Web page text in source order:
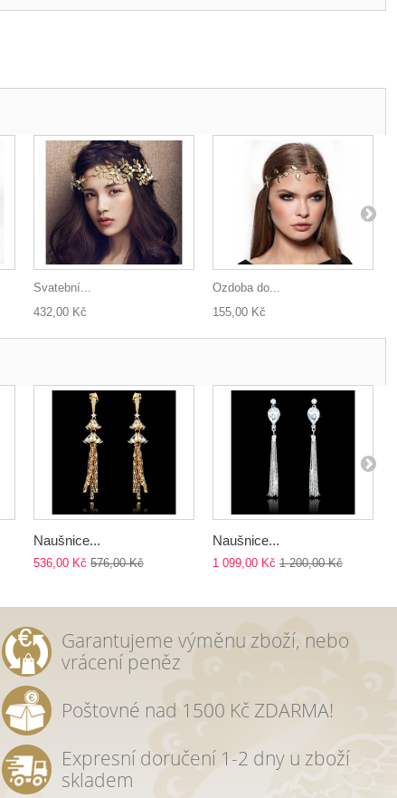
Svatební...
432,00 Kč
Ozdoba do...
155,00 Kč
Naušnice...
536,00 Kč 576,00 Kč
Naušnice...
1 099,00 Kč 1 200,00 Kč
Garantujeme výměnu zboží, nebo
vrácení peněz
Poštovné nad 1500 Kč ZDARMA!
Expresní doručení 1-2 dny u zboží
skladem